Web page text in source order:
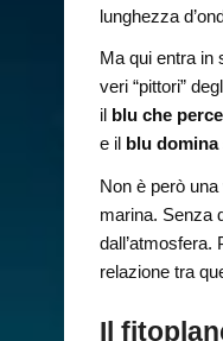
lunghezza
Ma qui entra
veri “pittori”
il blu che
e il blu
Non è però
marina. Senza
relazione tra
Il